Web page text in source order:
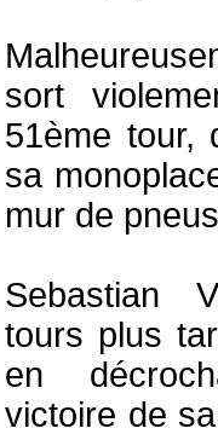
sort
51ème tour,
sa
mur de
Sebastian
tours plus
en
victoire de